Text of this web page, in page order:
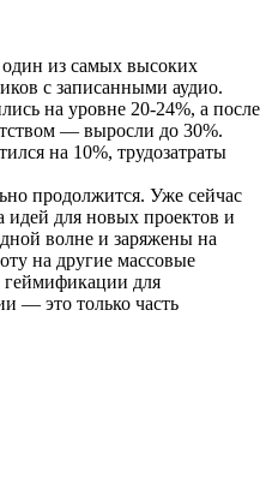
из самых высоких
с записанными аудио.
на уровне 20-24%, а после
— выросли до 30%.
на 10%, трудозатраты
продолжится. Уже сейчас
идей для новых проектов и
волне и заряжены на
на другие массовые
для
— это только часть